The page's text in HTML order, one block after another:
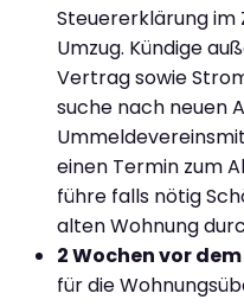
Steuererklärung
Umzug. Kündige
Vertrag sowie
suche nach neuen
einen Termin zum
führe falls nötig
alten Wohnung
2 Wochen vor
für die